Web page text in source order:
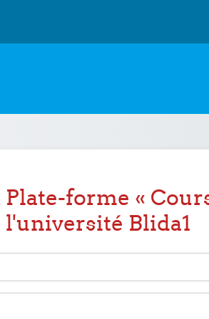
forme «
l'université Blida1